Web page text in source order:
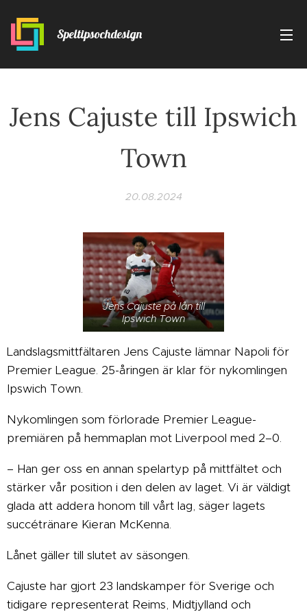
Speltipsochdesign
Jens Cajuste till Ipswich
Town
20.08.2024
Jens Cajuste på lån till
Ipswich Town
Landslagsmittfältaren Jens Cajuste lämnar Napoli för
Premier League. 25-åringen är klar för nykomlingen
Ipswich Town.
Nykomlingen som förlorade Premier League-
premiären på hemmaplan mot Liverpool med 2–0.
– Han ger oss en annan spelartyp på mittfältet och
stärker vår position i den delen av laget. Vi är väldigt
glada att addera honom till vårt lag, säger lagets
succétränare Kieran McKenna.
Lånet gäller till slutet av säsongen.
Cajuste har gjort 23 landskamper för Sverige och
tidigare representerat Reims, Midtjylland och